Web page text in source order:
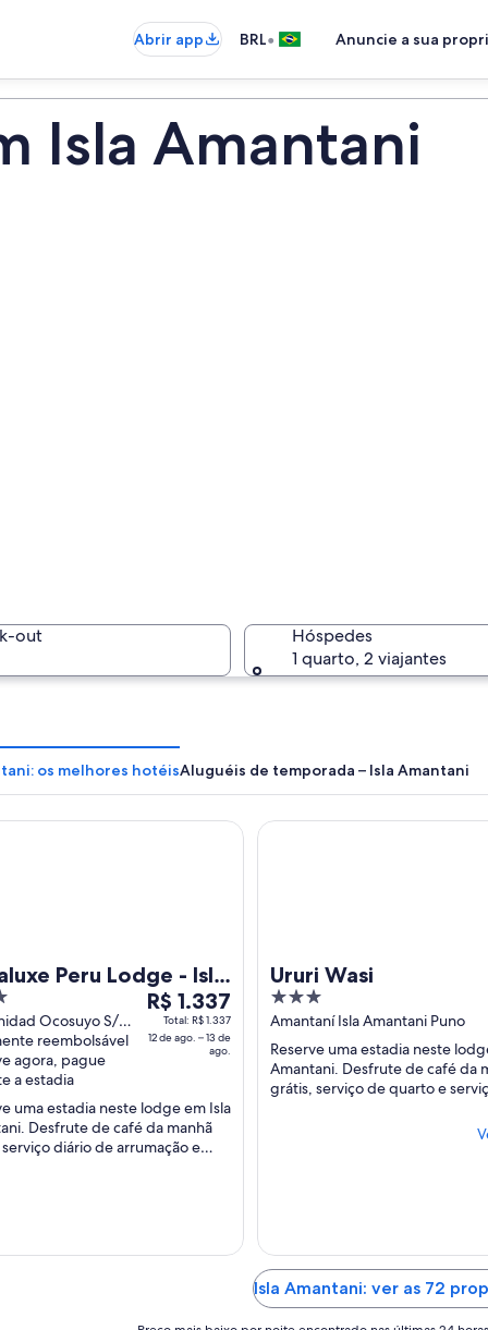
Abrir app BRL• Anuncie a sua
Isla Amantani
campos em socalcos e um corpo d'água em primeiro plano.
out
Hóspedes
1 quarto, 2 viajantes
os melhores hotéisAluguéis de temporada – Isla Amantani
Peru Lodge - Isla
Ocosuyo S/N
Puno
reembolsável
agora, pague
a estadia
O
preço
é
por
diária
para
12
R$ 1.337
Total: R$ 1.337
12 de ago. – 13 de
ago.
uma estadia neste lodge em Isla
Desfrute de café da manhã
diário de arrumação e
Peru Lodge - Isla Amantani
Ururi Wasi
3
out
of
5
Amantaní Isla Amantani Puno
Reserve uma estadia neste
Amantani. Desfrute de café da
grátis, serviço de quarto e
Ururi Wasi
Isla Amantani: ver as 72